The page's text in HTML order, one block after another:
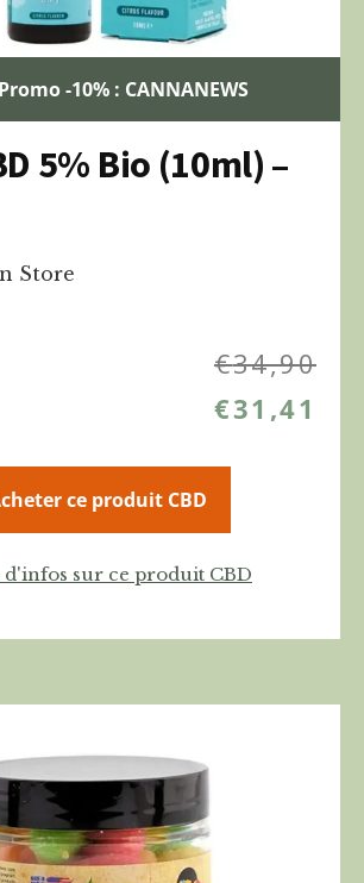
-10% : CANNANEWS
5% Bio (10ml) –
Store
€34,90
€31,41
ce produit CBD
d'infos sur ce produit CBD